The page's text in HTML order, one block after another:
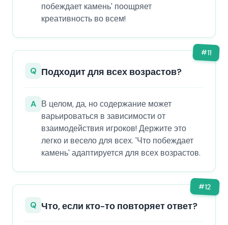
побеждает камень' поощряет
креативность во всем!
#11
Q Подходит для всех возрастов?
A В целом, да, но содержание может
варьироваться в зависимости от
взаимодействия игроков! Держите это
легко и весело для всех. 'Что побеждает
камень' адаптируется для всех возрастов.
#12
Q Что, если кто-то повторяет ответ?